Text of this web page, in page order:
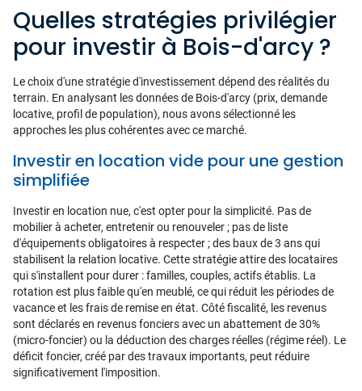
Quelles stratégies privilégier
pour investir à Bois-d'arcy ?
Le choix d'une stratégie d'investissement dépend des réalités du
terrain. En analysant les données de Bois-d'arcy (prix, demande
locative, profil de population), nous avons sélectionné les
approches les plus cohérentes avec ce marché.
Investir en location vide pour une gestion
simplifiée
Investir en location nue, c'est opter pour la simplicité. Pas de
mobilier à acheter, entretenir ou renouveler ; pas de liste
d'équipements obligatoires à respecter ; des baux de 3 ans qui
stabilisent la relation locative. Cette stratégie attire des locataires
qui s'installent pour durer : familles, couples, actifs établis. La
rotation est plus faible qu'en meublé, ce qui réduit les périodes de
vacance et les frais de remise en état. Côté fiscalité, les revenus
sont déclarés en revenus fonciers avec un abattement de 30%
(micro-foncier) ou la déduction des charges réelles (régime réel). Le
déficit foncier, créé par des travaux importants, peut réduire
significativement l'imposition.